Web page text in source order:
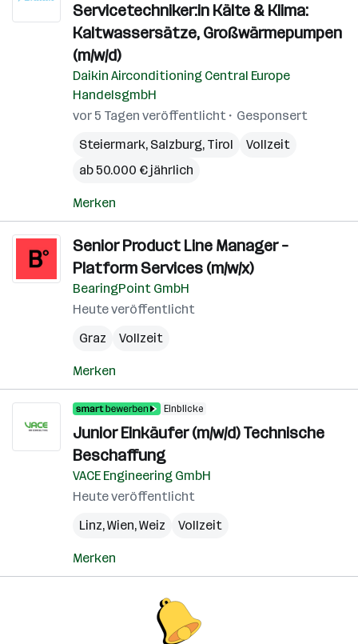
Servicetechniker:in Kälte & Klima:
Kaltwassersätze, Großwärmepumpen
(m/w/d)
Daikin Airconditioning Central Europe
HandelsgmbH
vor 5 Tagen veröffentlicht
Gesponsert
Steiermark, Salzburg, Tirol
Vollzeit
ab 50.000 € jährlich
Merken
Senior Product Line Manager –
Platform Services (m/w/x)
BearingPoint GmbH
Heute veröffentlicht
Graz
Vollzeit
Merken
Einblicke
Junior Einkäufer (m/w/d) Technische
Beschaffung
VACE Engineering GmbH
Heute veröffentlicht
Linz,Wien,Weiz Vollzeit
Merken